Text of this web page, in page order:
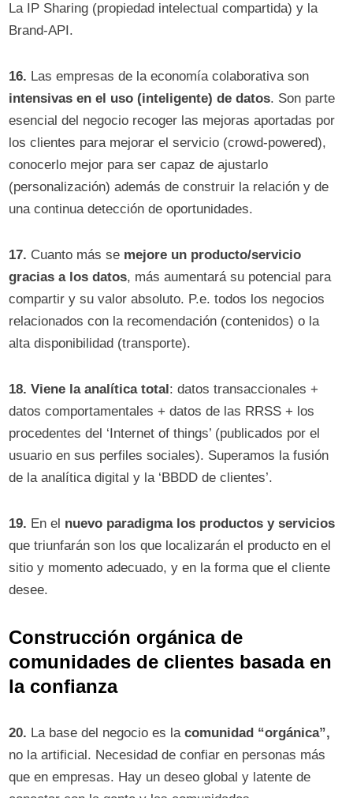
La IP Sharing (propiedad intelectual compartida) y la
Brand-API.
16. Las empresas de la economía colaborativa son
intensivas en el uso (inteligente) de datos. Son parte
esencial del negocio recoger las mejoras aportadas por
los clientes para mejorar el servicio (crowd-powered),
conocerlo mejor para ser capaz de ajustarlo
(personalización) además de construir la relación y de
una continua detección de oportunidades.
17. Cuanto más se mejore un producto/servicio
gracias a los datos, más aumentará su potencial para
compartir y su valor absoluto. P.e. todos los negocios
relacionados con la recomendación (contenidos) o la
alta disponibilidad (transporte).
18. Viene la analítica total: datos transaccionales +
datos comportamentales + datos de las RRSS + los
procedentes del ‘Internet of things’ (publicados por el
usuario en sus perfiles sociales). Superamos la fusión
de la analítica digital y la ‘BBDD de clientes’.
19. En el nuevo paradigma los productos y servicios
que triunfarán son los que localizarán el producto en el
sitio y momento adecuado, y en la forma que el cliente
desee.
Construcción orgánica de
comunidades de clientes basada en
la confianza
20. La base del negocio es lacomunidad “orgánica”,
no la artificial. Necesidad de confiar en personas más
que en empresas. Hay un deseo global y latente de